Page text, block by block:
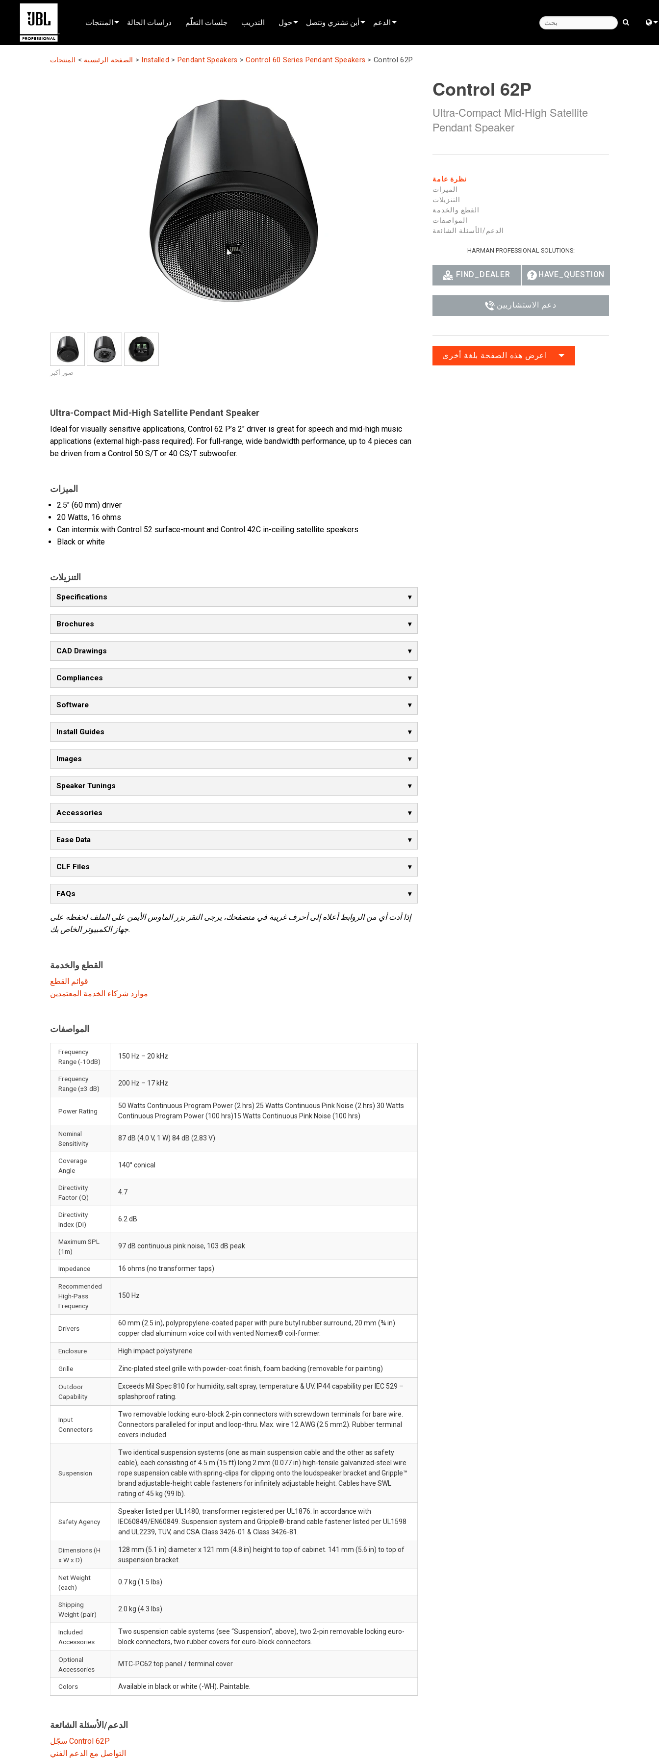
المنتجات دراسات الحالة جلسات التعلّم التدريب حول أين تشتري وتتصل الدعم
الصفحة الرئيسية > المنتجات > Installed > Pendant Speakers >Control 60 Series Pendant Speakers >Control 62P
صور أكبر
Ultra-Compact Mid-High Satellite Pendant Speaker
Ideal for visually sensitive applications, Control 62 P’s 2" driver is great for speech and mid-high music
applications (external high-pass required). For full-range, wide bandwidth performance, up to 4 pieces can
be driven from a Control 50 S/T or 40 CS/T subwoofer.
الميزات
2.5" (60 mm) driver
20 Watts, 16 ohms
Can intermix with Control 52 surface-mount and Control 42C in-ceiling satellite speakers
Black or white
التنزيلات
Specifications
Brochures
CAD Drawings
Compliances
Software
Install Guides
Images
Speaker Tunings
Accessories
Ease Data
CLF Files
FAQs
إذا أدت أي من الروابط أعلاه إلى أحرف غريبة في متصفحك، يرجى النقر بزر الماوس الأيمن على الملف لحفظه على
جهاز الكمبيوتر الخاص بك.
القطع والخدمة
قوائم القطع
موارد شركاء الخدمة المعتمدين
المواصفات
Frequency
Range (-10dB)
150 Hz – 20 kHz
Frequency
Range (±3 dB)
200 Hz – 17 kHz
Power Rating
50 Watts Continuous Program Power (2 hrs) 25 Watts Continuous Pink Noise (2 hrs) 30 Watts
Continuous Program Power (100 hrs)15 Watts Continuous Pink Noise (100 hrs)
Nominal
Sensitivity
87 dB (4.0 V, 1 W) 84 dB (2.83 V)
Coverage
Angle
140° conical
Directivity
Factor (Q)
4.7
Directivity
Index (DI)
6.2 dB
Maximum SPL
(1m)
97 dB continuous pink noise, 103 dB peak
Impedance 16 ohms (no transformer taps)
Recommended
High-Pass
Frequency
150 Hz
Drivers
60 mm (2.5 in), polypropylene-coated paper with pure butyl rubber surround, 20 mm (¾ in)
copper clad aluminum voice coil with vented Nomex® coil-former.
Enclosure High impact polystyrene
Grille Zinc-plated steel grille with powder-coat finish, foam backing (removable for painting)
Outdoor
Capability
Exceeds Mil Spec 810 for humidity, salt spray, temperature & UV. IP44 capability per IEC 529 –
splashproof rating.
Input
Connectors
Two removable locking euro-block 2-pin connectors with screwdown terminals for bare wire.
Connectors paralleled for input and loop-thru. Max. wire 12 AWG (2.5 mm2). Rubber terminal
covers included.
Suspension
Two identical suspension systems (one as main suspension cable and the other as safety
cable), each consisting of 4.5 m (15 ft) long 2 mm (0.077 in) high-tensile galvanized-steel wire
rope suspension cable with spring-clips for clipping onto the loudspeaker bracket and Gripple™
brand adjustable-height cable fasteners for infinitely adjustable height. Cables have SWL
rating of 45 kg (99 lb).
Safety Agency
Speaker listed per UL1480, transformer registered per UL1876. In accordance with
IEC60849/EN60849. Suspension system and Gripple®-brand cable fastener listed per UL1598
and UL2239, TUV, and CSA Class 3426-01 & Class 3426-81.
Dimensions (H
x W x D)
128 mm (5.1 in) diameter x 121 mm (4.8 in) height to top of cabinet. 141 mm (5.6 in) to top of
suspension bracket.
Net Weight
(each)
0.7 kg (1.5 lbs)
Shipping
Weight (pair)
2.0 kg (4.3 lbs)
Included
Accessories
Two suspension cable systems (see “Suspension”, above), two 2-pin removable locking euro-
block connectors, two rubber covers for euro-block connectors.
Optional
Accessories
MTC-PC62 top panel / terminal cover
Colors Available in black or white (-WH). Paintable.
الدعم/الأسئلة الشائعة
سجّل Control 62P
التواصل مع الدعم الفني
Control 62P
Ultra-Compact Mid-High Satellite
Pendant Speaker
نظرة عامة
الميزات
التنزيلات
القطع والخدمة
المواصفات
الدعم/الأسئلة الشائعة
HARMAN PROFESSIONAL SOLUTIONS:
FIND_DEALER HAVE_QUESTION
دعم الاستشاريين
اعرض هذه الصفحة بلغة أخرى